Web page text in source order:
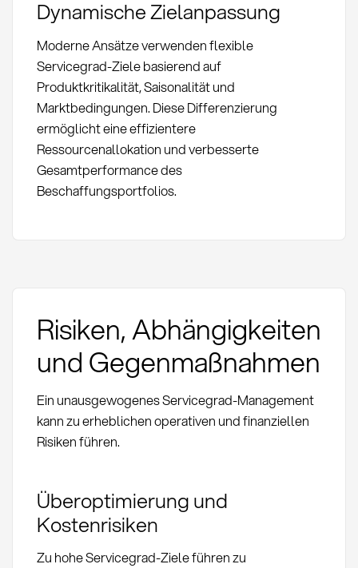
Dynamische Zielanpassung
Moderne Ansätze verwenden flexible
Servicegrad-Ziele basierend auf
Produktkritikalität, Saisonalität und
Marktbedingungen. Diese Differenzierung
ermöglicht eine effizientere
Ressourcenallokation und verbesserte
Gesamtperformance des
Beschaffungsportfolios.
Risiken, Abhängigkeiten
und Gegenmaßnahmen
Ein unausgewogenes Servicegrad-Management
kann zu erheblichen operativen und finanziellen
Risiken führen.
Überoptimierung und
Kostenrisiken
Zu hohe Servicegrad-Ziele führen zu